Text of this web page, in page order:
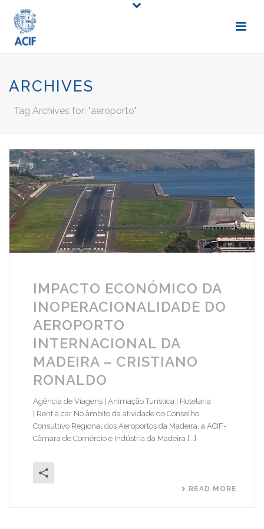
ARCHIVES
Tag Archives for: "aeroporto"
IMPACTO ECONÓMICO DA
INOPERACIONALIDADE DO
AEROPORTO
INTERNACIONAL DA
MADEIRA – CRISTIANO
RONALDO
Agência de Viagens | Animação Turística | Hotelaria
| Rent a car No âmbito da atividade do Conselho
Consultivo Regional dos Aeroportos da Madeira, a ACIF-
Câmara de Comércio e Indústria da Madeira [...]
READ MORE